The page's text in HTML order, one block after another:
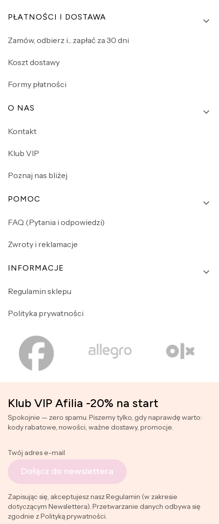
PŁATNOŚCI I DOSTAWA
Zamów, odbierz i... zapłać za 30 dni
Koszt dostawy
Formy płatności
O NAS
Kontakt
Klub VIP
Poznaj nas bliżej
POMOC
FAQ (Pytania i odpowiedzi)
Zwroty i reklamacje
INFORMACJE
Regulamin sklepu
Polityka prywatności
Klub VIP Afilia -20% na start
Spokojnie — zero spamu. Piszemy tylko, gdy naprawdę warto:
kody rabatowe, nowości, ważne dostawy, promocje.
Twój adres e-mail
Dołącz do newslettera
Zapisując się, akceptujesz nasz Regulamin (w zakresie
dotyczącym Newslettera). Przetwarzanie danych odbywa się
zgodnie z Polityką prywatności.